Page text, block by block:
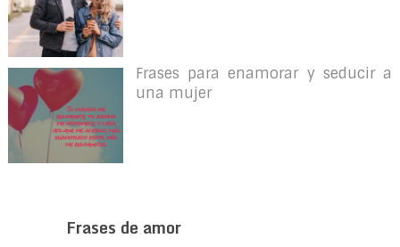
Frases para enamorar y seducir a
una mujer
Frases de amor